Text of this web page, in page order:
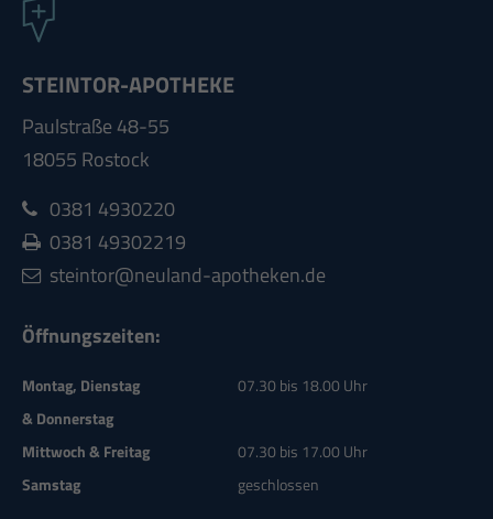
STEINTOR-APOTHEKE
Paulstraße 48-55
18055 Rostock
0381 4930220
0381 49302219
steintor@neuland-apotheken.de
Öffnungszeiten:
Montag, Dienstag
& Donnerstag
07.30 bis 18.00 Uhr
Mittwoch & Freitag
07.30 bis 17.00 Uhr
Samstag
geschlossen